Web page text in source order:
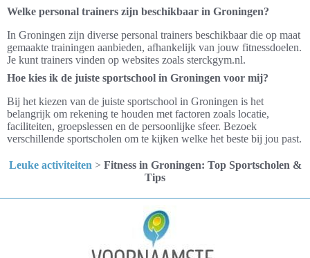
Welke personal trainers zijn beschikbaar in Groningen?
In Groningen zijn diverse personal trainers beschikbaar die op maat
gemaakte trainingen aanbieden, afhankelijk van jouw fitnessdoelen.
Je kunt trainers vinden op websites zoals sterckgym.nl.
Hoe kies ik de juiste sportschool in Groningen voor mij?
Bij het kiezen van de juiste sportschool in Groningen is het
belangrijk om rekening te houden met factoren zoals locatie,
faciliteiten, groepslessen en de persoonlijke sfeer. Bezoek
verschillende sportscholen om te kijken welke het beste bij jou past.
Leuke activiteiten > Fitness in Groningen: Top Sportscholen &
Tips